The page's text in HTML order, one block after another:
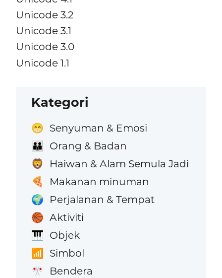
Unicode 3.2
Unicode 3.1
Unicode 3.0
Unicode 1.1
Kategori
😁 Senyuman & Emosi
👪 Orang & Badan
🦁 Haiwan & Alam Semula Jadi
🍕 Makanan minuman
🌍 Perjalanan & Tempat
🏀 Aktiviti
🎹 Objek
📶 Simbol
🎌 Bendera